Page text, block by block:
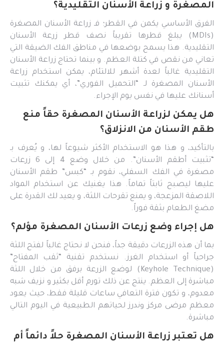
المصغرة و زراعة الأسنان التقليدية؟
الفرق الأساسي يكمن في القطر؛ فـ زراعة الأسنان المصغرة
(MDIs) يبلغ قطرها تقريباً نصف قطر زرعة الأسنان
التقليدية. هذا يسمح بوضعها في مناطق الفك الضيقة التي
تعاني من نقص في كتلة العظم. و بينما تحتاج زراعة الأسنان
التقليدية غالباً لعدة أشهر للالتئام، يمكن استخدام زراعة
الأسنان المصغرة لـ “التحميل الفوري”، أي يمكنك تثبيت
أسنانك عليها في نفس يوم الإجراء.
هل يمكن لزراعة الأسنان المصغرة حقاً منع
طقم الأسنان من الانزلاق؟
بالتأكيد، و هذا هو الاستخدام الأكثر شيوعاً لها، و يُعرف بـ
“تثبيت أطقم الأسنان”. من خلال وضع 4 إلى 6 زرعات
مصغرة في الفك السفلي، نقوم بـ “كبس” طقم الأسنان
عليها ليصبح ثابتاً تماماً. هذا يغنيك عن استخدام المواد
اللاصقة المزعجة، و يمنع تقرحات اللثة، و يعيد لك القدرة على
مضغ الطعام بثقة فوراً.
هل إجراء وضع زرعات الأسنان المصغرة مؤلم؟
بما أن هذه الزرعات دقيقة جداً، فنحن لا نحتاج غالباً لفتح اللثة
جراحياً أو استخدام الغرز. نستخدم تقنية “ثقب المفتاح”
(Keyhole Technique) لوضع الزرعة برفق من خلال اللثة
مباشرة إلى العظم. ينتج عن ذلك تورم أقل بكثير و نزيف شبه
معدوم، و تكون فترة التعافي ساعات قليلة فقط، حيث يعود
معظم مرضى مركز وندرز لحياتهم الطبيعية في اليوم التالي
مباشرة.
هل تعتبر زراعة الأسنان المصغرة حلاً دائماً أم